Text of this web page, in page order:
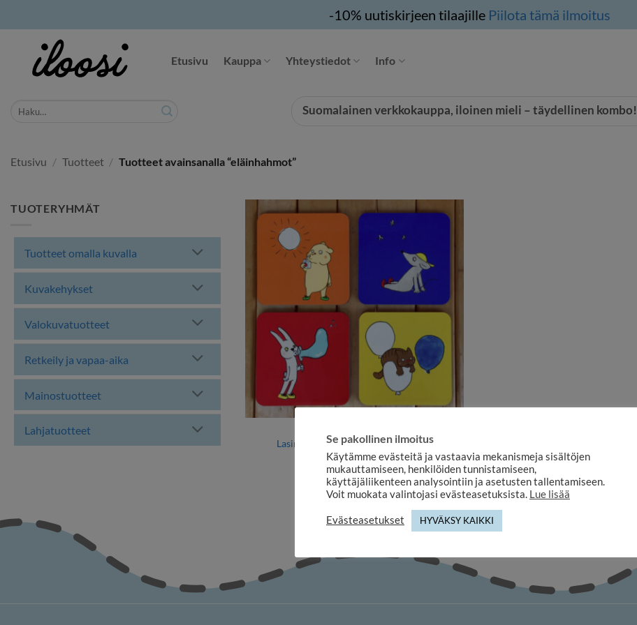
-10% uutiskirjeen tilaajille Piilota tämä ilmoitus
sisältöön
Etusivu Kauppa Yhteystiedot Info
Suomalainen verkkokauppa, iloinen mieli – täydellinen kombo!
Etusivu / Tuotteet / Tuotteet avainsanalla “eläinhahmot”
TUOTERYHMÄT
Tuotteet omalla kuvalla
Kuvakehykset
Valokuvatuotteet
Retkeily ja vapaa-aika
Mainostuotteet
Lahjatuotteet
Lasinalunen neliö Eläinhahmot 4 kpl
22,20€
Se pakollinen ilmoitus
Käytämme evästeitä ja vastaavia mekanismeja sisältöjen
mukauttamiseen, henkilöiden tunnistamiseen,
käyttäjäliikenteen analysointiin ja asetusten tallentamiseen.
Voit muokata valintojasi evästeasetuksista. Lue lisää
Evästeasetukset HYVÄKSY KAIKKI